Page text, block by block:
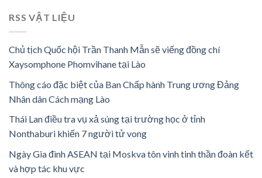
RSS VẬT LIỆU
Chủ tịch Quốc hội Trần Thanh Mẫn sẽ viếng đồng chí
Xaysomphone Phomvihane tại Lào
Thông cáo đặc biệt của Ban Chấp hành Trung ương Đảng
Nhân dân Cách mạng Lào
Thái Lan điều tra vụ xả súng tại trường học ở tỉnh
Nonthaburi khiến 7 người tử vong
Ngày Gia đình ASEAN tại Moskva tôn vinh tinh thần đoàn kết
và hợp tác khu vực